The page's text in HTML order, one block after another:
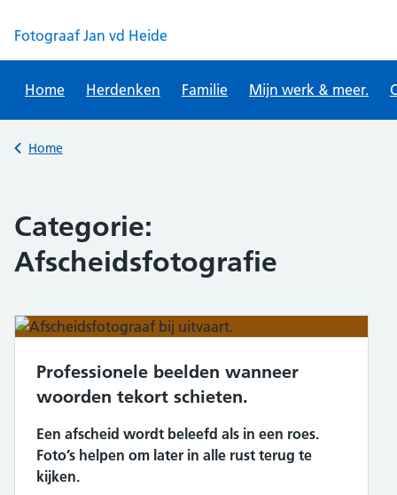
Fotograaf Jan vd Heide
Home Herdenken Familie Mijn werk & meer.
Back to
Home
Categorie:
Afscheidsfotografie
Professionele beelden wanneer
woorden tekort schieten.
Een afscheid wordt beleefd als in een roes.
Foto’s helpen om later in alle rust terug te
kijken.